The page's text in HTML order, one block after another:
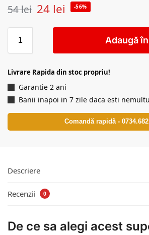
54lei 24 lei -56%
Adaugă
Livrare Rapida din stoc propriu!
Garantie 2 ani
Banii inapoi in 7 zile daca esti
Comandă rapidă -
Descriere
Recenzii 0
De ce sa alegi acest